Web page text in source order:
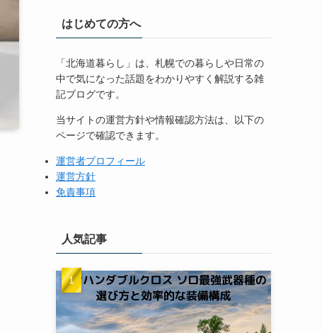
はじめての方へ
「北海道暮らし」は、札幌での暮らしや日常の
中で気になった話題をわかりやすく解説する雑
記ブログです。
当サイトの運営方針や情報確認方法は、以下の
ページで確認できます。
運営者プロフィール
運営方針
免責事項
人気記事